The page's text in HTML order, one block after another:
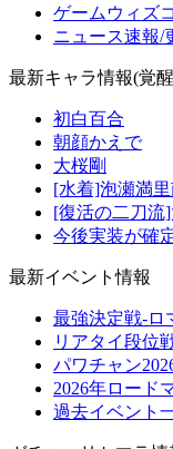
ゲームウィズ
ニュース速報/
最新キャラ情報(覚
初白百合
朝顔かえで
大桜剛
[水着]泡瀬満
[復活の二刀流
今後実装が確
最新イベント情報
最強決定戦-ロ
リアタイ段位
パワチャン
2026年ロード
過去イベント